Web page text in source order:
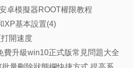
卓模擬器ROOT權限教程
XP基本設置(4)
開速度
費升級win10正式版常見問題大全